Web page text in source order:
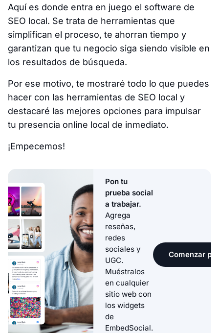
Aquí es donde entra en juego el software de
SEO local. Se trata de herramientas que
simplifican el proceso, te ahorran tiempo y
garantizan que tu negocio siga siendo visible en
los resultados de búsqueda.
Por ese motivo, te mostraré todo lo que puedes
hacer con las herramientas de SEO local y
destacaré las mejores opciones para impulsar
tu presencia online local de inmediato.
¡Empecemos!
Pon tu
prueba social
a trabajar.
Agrega
reseñas,
redes
sociales y
UGC.
Muéstralos
en cualquier
sitio web con
los widgets
de
EmbedSocial.
Comenzar